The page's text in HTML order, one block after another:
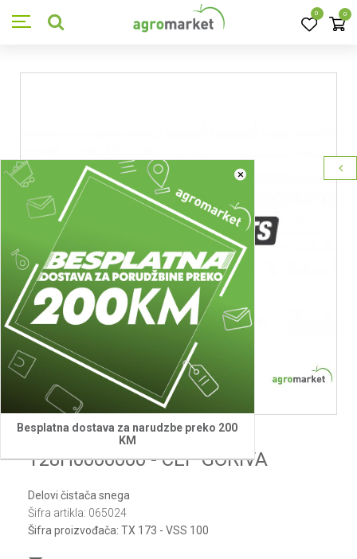
0 0
×
Besplatna dostava za narudzbe preko 200
KM
Villager
Y28H0000000 - CEP GORIVA
Delovi čistača snega
Šifra artikla: 065024
Šifra proizvođača: TX 173 - VSS 100